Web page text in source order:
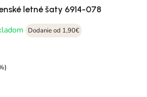
letné šaty 6914-078
Dodanie od 1,90€